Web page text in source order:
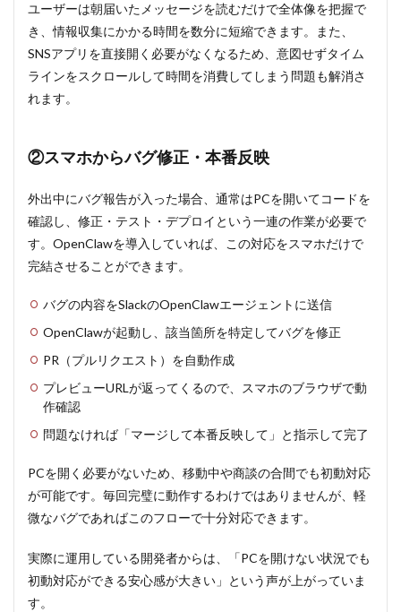
「Mac
mini」
が難し
い方に
はVPS
がオス
OpenClaw
築：VPS
とMac
miniの比
較まとめ
8.4
意】セ
ティに
ついて
（VPS・
Mac
mini共
通）
9
【実
OpenClaw
をVPS上
で活用す
る方法
9.1
Step①：
Hostinger
ユーザーは朝届いたメッセージを読むだけで全体像を把握で
き、情報収集にかかる時間を数分に短縮できます。また、
SNSアプリを直接開く必要がなくなるため、意図せずタイム
ラインをスクロールして時間を消費してしまう問題も解消さ
れます。
②スマホからバグ修正・本番反映
外出中にバグ報告が入った場合、通常はPCを開いてコードを
確認し、修正・テスト・デプロイという一連の作業が必要で
す。OpenClawを導入していれば、この対応をスマホだけで
完結させることができます。
バグの内容をSlackのOpenClawエージェントに送信
OpenClawが起動し、該当箇所を特定してバグを修正
PR（プルリクエスト）を自動作成
プレビューURLが返ってくるので、スマホのブラウザで動
作確認
問題なければ「マージして本番反映して」と指示して完了
PCを開く必要がないため、移動中や商談の合間でも初動対応
が可能です。毎回完璧に動作するわけではありませんが、軽
微なバグであればこのフローで十分対応できます。
実際に運用している開発者からは、「PCを開けない状況でも
初動対応ができる安心感が大きい」という声が上がっていま
す。